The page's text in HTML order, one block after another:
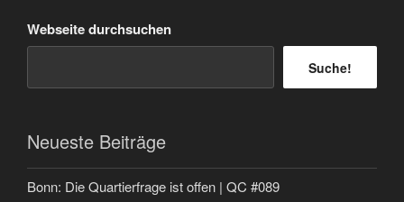
Webseite durchsuchen
Suche!
Neueste Beiträge
Bonn: Die Quartierfrage ist offen | QC #089